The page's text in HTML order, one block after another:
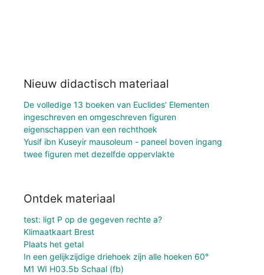
Nieuw didactisch materiaal
De volledige 13 boeken van Euclides' Elementen
ingeschreven en omgeschreven figuren
eigenschappen van een rechthoek
Yusif ibn Kuseyir mausoleum - paneel boven ingang
twee figuren met dezelfde oppervlakte
Ontdek materiaal
test: ligt P op de gegeven rechte a?
Klimaatkaart Brest
Plaats het getal
In een gelijkzijdige driehoek zijn alle hoeken 60°
M1 WI H03.5b Schaal (fb)